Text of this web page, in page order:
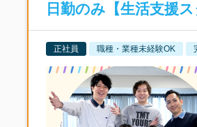
日勤のみ【生活支援
正社員 職種・業種未経験OK